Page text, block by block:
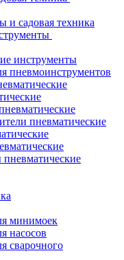
и садовая техника
инструменты
пневмоинструментов
пневматические
минимоек
насосов
сварочного